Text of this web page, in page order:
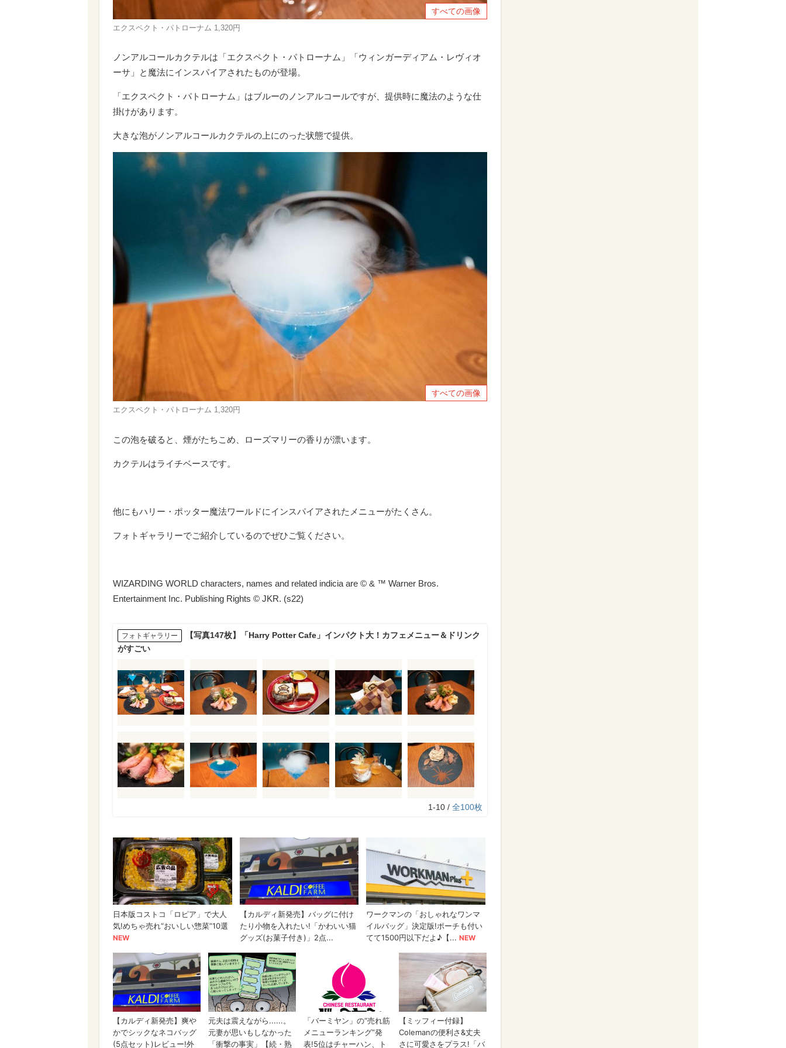
すべての画像
エクスペクト・パトローナム 1,320円
ノンアルコールカクテルは「エクスペクト・パトローナム」「ウィンガーディアム・レヴィオ
ーサ」と魔法にインスパイアされたものが登場。
「エクスペクト・パトローナム」はブルーのノンアルコールですが、提供時に魔法のような仕
掛けがあります。
大きな泡がノンアルコールカクテルの上にのった状態で提供。
すべての画像
エクスペクト・パトローナム 1,320円
この泡を破ると、煙がたちこめ、ローズマリーの香りが漂います。
カクテルはライチベースです。
他にもハリー・ポッター魔法ワールドにインスパイアされたメニューがたくさん。
フォトギャラリーでご紹介しているのでぜひご覧ください。
WIZARDING WORLD characters, names and related indicia are © & ™ Warner Bros.
Entertainment Inc. Publishing Rights © JKR. (s22)
フォトギャラリー
【写真147枚】「Harry Potter Cafe」インパクト大！カフェメニュー＆ドリンク
がすごい
1-10 / 全100枚